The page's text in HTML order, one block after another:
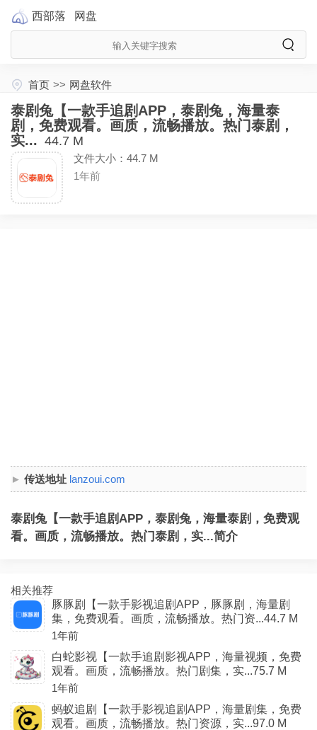
西部落 网盘
首页 >> 网盘软件
泰剧兔【一款手追剧APP，泰剧兔，海量泰
剧，免费观看。画质，流畅播放。热门泰剧，
实... 44.7 M
文件大小：44.7 M
1年前
传送地址 lanzoui.com
泰剧兔【一款手追剧APP，泰剧兔，海量泰剧，免费观
看。画质，流畅播放。热门泰剧，实...简介
相关推荐
豚豚剧【一款手影视追剧APP，豚豚剧，海量剧
集，免费观看。画质，流畅播放。热门资...44.7 M
1年前
白蛇影视【一款手追剧影视APP，海量视频，免费
观看。画质，流畅播放。热门剧集，实...75.7 M
1年前
蚂蚁追剧【一款手影视追剧APP，海量剧集，免费
观看。画质，流畅播放。热门资源，实...97.0 M